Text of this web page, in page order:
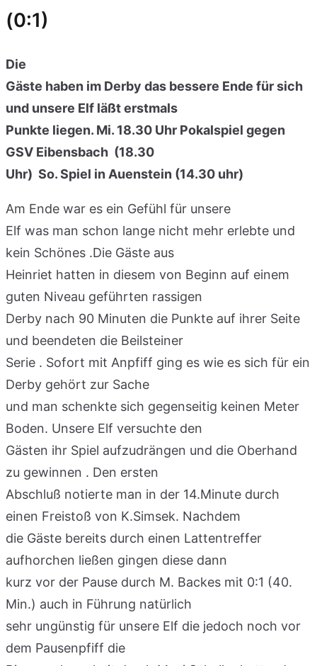
(0:1)
Die
Gäste haben im Derby das bessere Ende für sich
und unsere Elf läßt erstmals
Punkte liegen. Mi. 18.30 Uhr Pokalspiel gegen
GSV Eibensbach (18.30
Uhr) So. Spiel in Auenstein (14.30 uhr)
Am Ende war es ein Gefühl für unsere
Elf was man schon lange nicht mehr erlebte und
kein Schönes .Die Gäste aus
Heinriet hatten in diesem von Beginn auf einem
guten Niveau geführten rassigen
Derby nach 90 Minuten die Punkte auf ihrer Seite
und beendeten die Beilsteiner
Serie . Sofort mit Anpfiff ging es wie es sich für ein
Derby gehört zur Sache
und man schenkte sich gegenseitig keinen Meter
Boden. Unsere Elf versuchte den
Gästen ihr Spiel aufzudrängen und die Oberhand
zu gewinnen . Den ersten
Abschluß notierte man in der 14.Minute durch
einen Freistoß von K.Simsek. Nachdem
die Gäste bereits durch einen Lattentreffer
aufhorchen ließen gingen diese dann
kurz vor der Pause durch M. Backes mit 0:1 (40.
Min.) auch in Führung natürlich
sehr ungünstig für unsere Elf die jedoch noch vor
dem Pausenpfiff die